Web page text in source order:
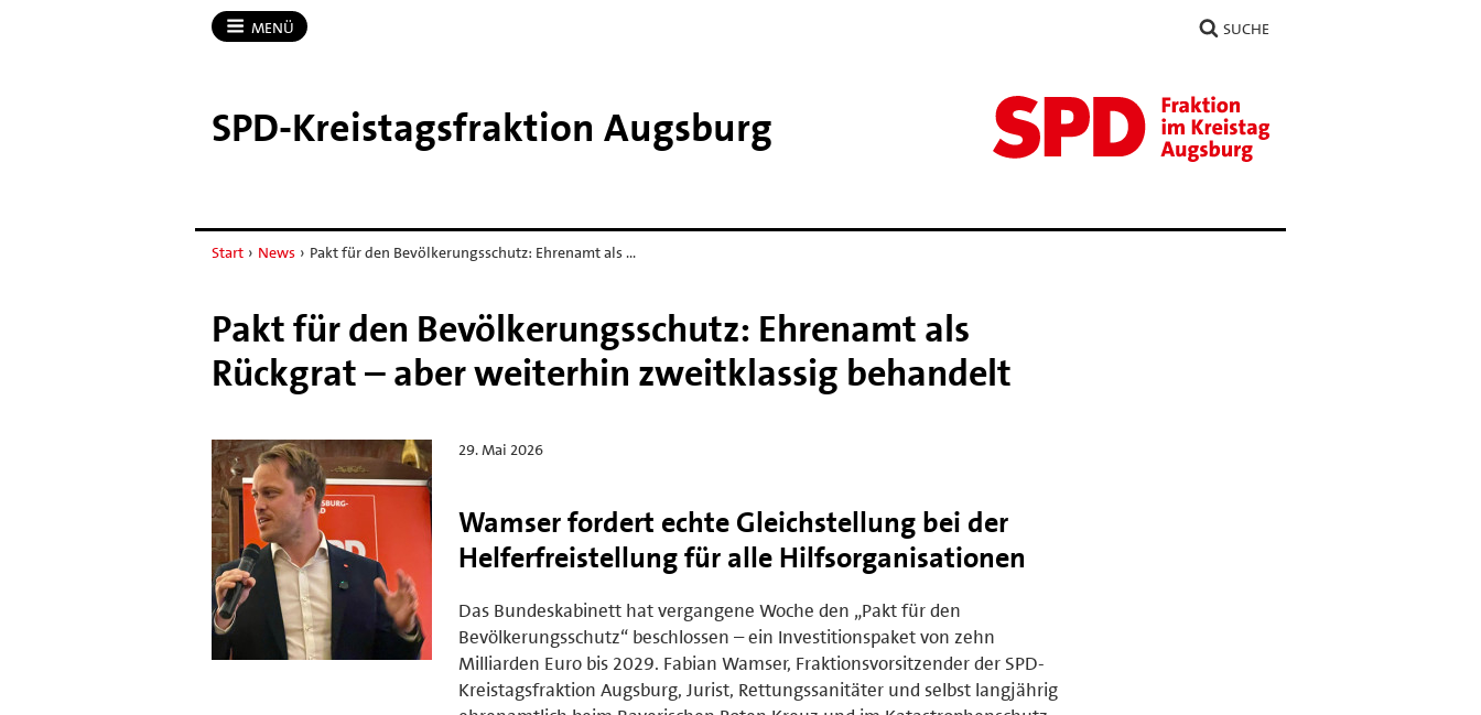
MENÜ SUCHE
SPD-​Kreistagsfraktion Augsburg
Start › News › Pakt für den Bevölkerungsschutz: Ehrenamt als …
Pakt für den Bevölkerungsschutz: Ehrenamt als
Rückgrat – aber weiterhin zweitklassig behandelt
29. Mai 2026
Wamser fordert echte Gleichstellung bei der
Helferfreistellung für alle Hilfsorganisationen
Das Bundeskabinett hat vergangene Woche den „Pakt für den
Bevölkerungsschutz“ beschlossen – ein Investitionspaket von zehn
Milliarden Euro bis 2029. Fabian Wamser, Fraktionsvorsitzender der SPD-
Kreistagsfraktion Augsburg, Jurist, Rettungssanitäter und selbst langjährig